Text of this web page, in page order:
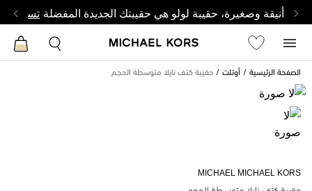
أنيقة وصغيرة، حقيبة لولو هي حقيبتك الجديدة المفضلة تسوق
الصفحة الرئيسية أوتلت حقيبة كتف نايلا متوسطة الحجم
MICHAEL MICHAEL KORS